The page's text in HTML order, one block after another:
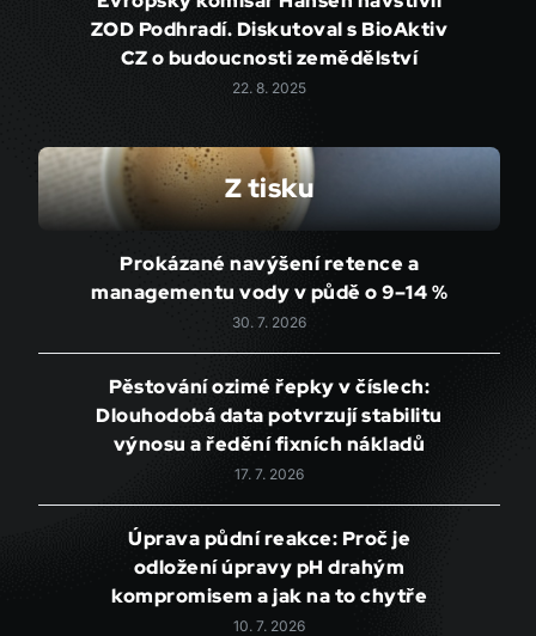
ZOD Podhradí. Diskutoval s BioAktiv
CZ o budoucnosti zemědělství
22. 8. 2025
Z tisku
Prokázané navýšení retence a
managementu vody v půdě o 9–14 %
30. 7. 2026
Pěstování ozimé řepky v číslech:
Dlouhodobá data potvrzují stabilitu
výnosu a ředění fixních nákladů
17. 7. 2026
Úprava půdní reakce: Proč je
odložení úpravy pH drahým
kompromisem a jak na to chytře
10. 7. 2026